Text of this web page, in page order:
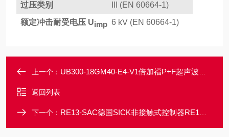
过压类别
III (EN 60664-1)
额定冲击耐受电压 Uimp 6 kV (EN 60664-1)
上一个： UB300-18GM40-E4-V1倍加福P+F超声波传感器程序输入开关输出
返回列表
下一个： RE13-SAC德国SICK非接触式控制器RE1磁安全开关